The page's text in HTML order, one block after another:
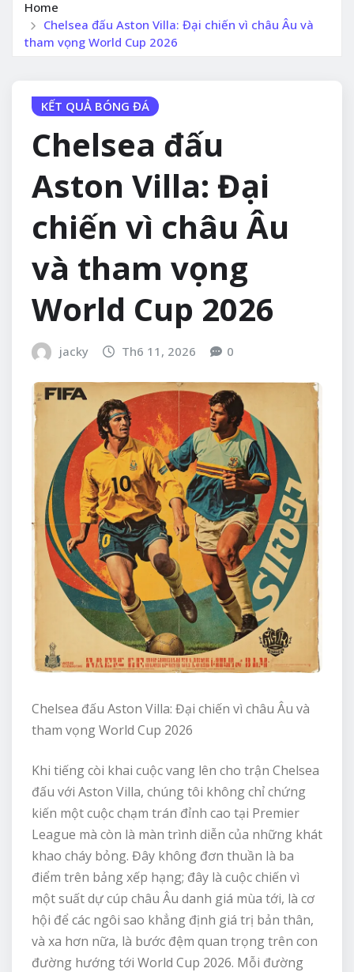
Home
Chelsea đấu Aston Villa: Đại chiến vì châu Âu và
tham vọng World Cup 2026
KẾT QUẢ BÓNG ĐÁ
Chelsea đấu
Aston Villa: Đại
chiến vì châu Âu
và tham vọng
World Cup 2026
jacky Th6 11, 2026 0
Chelsea đấu Aston Villa: Đại chiến vì châu Âu và
tham vọng World Cup 2026
Khi tiếng còi khai cuộc vang lên cho trận Chelsea
đấu với Aston Villa, chúng tôi không chỉ chứng
kiến một cuộc chạm trán đỉnh cao tại Premier
League mà còn là màn trình diễn của những khát
khao cháy bỏng. Đây không đơn thuần là ba
điểm trên bảng xếp hạng; đây là cuộc chiến vì
một suất dự cúp châu Âu danh giá mùa tới, là cơ
hội để các ngôi sao khẳng định giá trị bản thân,
và xa hơn nữa, là bước đệm quan trọng trên con
đường hướng tới World Cup 2026. Mỗi đường